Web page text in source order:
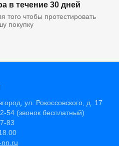
в течение 30 дней
того чтобы протестировать
покупку
ул. Рокоссовского, д. 17
54(звонок бесплатный)
83